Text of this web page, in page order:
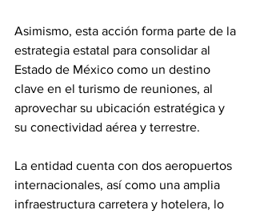
Asimismo, esta acción forma parte de la
estrategia estatal para consolidar al
Estado de México como un destino
clave en el turismo de reuniones, al
aprovechar su ubicación estratégica y
su conectividad aérea y terrestre.
La entidad cuenta con dos aeropuertos
internacionales, así como una amplia
infraestructura carretera y hotelera, lo